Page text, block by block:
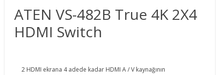
ATEN VS-482B True 4K 2X4
HDMI Switch
2 HDMI ekrana 4 adede kadar HDMI A / V kaynağının